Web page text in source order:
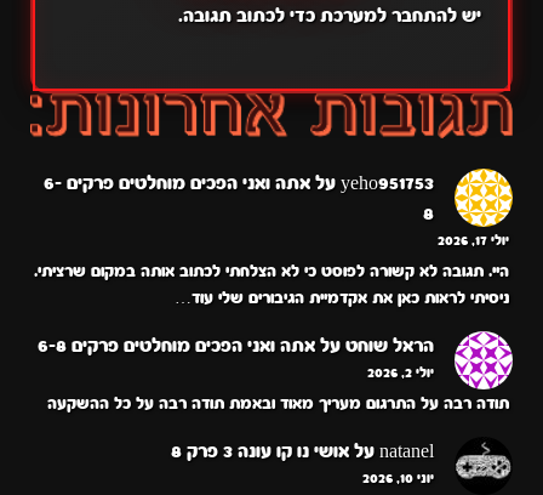
יש להתחבר למערכתכדי לכתוב תגובה.
yeho951753 על
אתה ואני הפכים מוחלטים פרקים 6-
8
יולי 17, 2026
היי. תגובה לא קשורה לפוסט כי לא הצלחתי לכתוב אותה במקום שרציתי.
ניסיתי לראות כאן את אקדמיית הגיבורים שלי עוד…
הראל שוחט על אתה ואני הפכים מוחלטים פרקים 6-8
יולי 2, 2026
תודה רבה על התרגום מעריך מאוד ובאמת תודה רבה על כל ההשקעה
natanel על אושי נו קו עונה 3 פרק 8
יוני 10, 2026